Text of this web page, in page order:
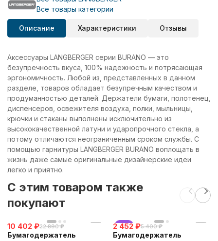
Все товары категории
Описание Характеристики Отзывы
Аксессуары LANGBERGER серии BURANO — это
безупречность вкуса, 100% надежность и потрясающая
эргономичность. Любой из, представленных в данном
разделе, товаров обладает безупречным качеством и
продуманностью деталей. Держатели бумаги, полотенец,
диспенсеров, освежителя воздуха, полки, мыльницы,
крючки и стаканы выполнены исключительно из
высококачественной латуни и ударопрочного стекла, а
потому отличаются неограниченным сроком службы. С
помощью гарнитуры LANGBERGER BURANO воплощать в
жизнь даже самые оригинальные дизайнерские идеи
легко и приятно.
C этим товаром также
покупают
10 402 ₽22 890 ₽
Бумагодержатель
хит
2 452 ₽5 400 ₽
Бумагодержатель